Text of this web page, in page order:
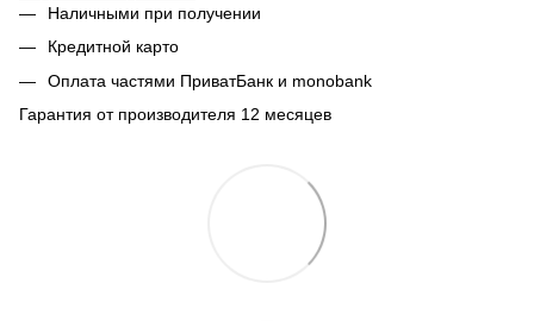
Наличными при получении
Кредитной карто
Оплата частями ПриватБанк и monobank
Гарантия от производителя 12 месяцев